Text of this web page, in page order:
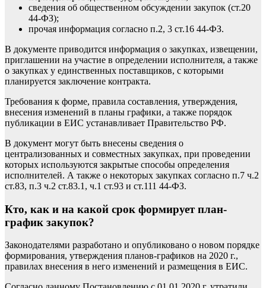
сведения об общественном обсуждении закупок (ст.20
44-ФЗ);
прочая информация согласно п.2, 3 ст.16 44-ФЗ.
В документе приводится информация о закупках, извещении,
приглашении на участие в определении исполнителя, а также
о закупках у единственных поставщиков, с которыми
планируется заключение контракта.
Требования к форме, правила составления, утверждения,
внесения изменений в планы графики, а также порядок
публикации в ЕИС устанавливает Правительство РФ.
В документ могут быть внесены сведения о
централизованных и совместных закупках, при проведении
которых используются закрытые способы определения
исполнителей. А также о некоторых закупках согласно п.7 ч.2
ст.83, п.3 ч.2 ст.83.1, ч.1 ст.93 и ст.111 44-ФЗ.
Кто, как и на какой срок формирует план-
график закупок?
Законодателями разработано и опубликовано о новом порядке
формирования, утверждения планов-графиков на 2020 г.,
правилах внесения в него изменений и размещения в ЕИС.